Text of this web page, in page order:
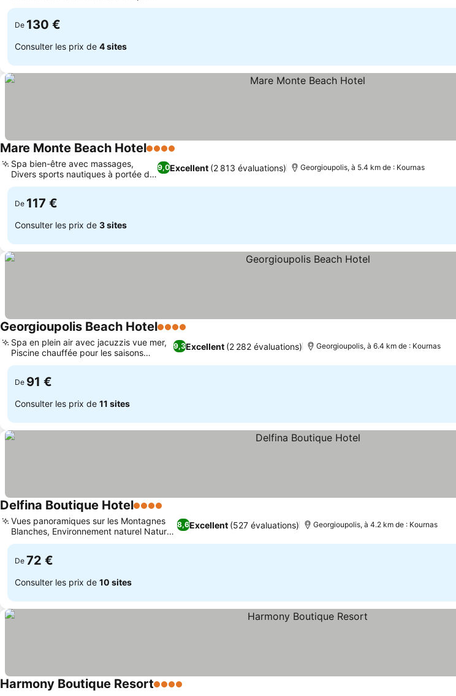
le souffle
De 130 €
Consulter les prix de 4 sites
Mare Monte Beach Hotel4 Étoiles
9,0Excellent (2 813 évaluations)
Spa bien-être avec massages,
Divers sports nautiques à portée de
main
Georgioupolis, à 5.4 km de : Kournas
De 117 €
Consulter les prix de 3 sites
Georgioupolis Beach Hotel4 Étoiles
9,3Excellent (2 282 évaluations)
Spa en plein air avec jacuzzis vue mer,
Piscine chauffée pour les saisons
prolongées
Georgioupolis, à 6.4 km de : Kournas
De 91 €
Consulter les prix de 11 sites
Delfina Boutique Hotel4 Étoiles
8,6Excellent (527 évaluations)
Vues panoramiques sur les Montagnes
Blanches, Environnement naturel Natura
2000
Georgioupolis, à 4.2 km de : Kournas
De 72 €
Consulter les prix de 10 sites
Harmony Boutique Resort4 Étoiles